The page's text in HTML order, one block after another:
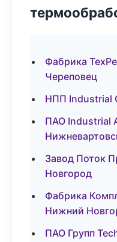
Фабрика
Череповец
НПП Industrial
ПАО Industrial
Завод Поток
Новгород
Фабрика
Нижний
ПАО Групп